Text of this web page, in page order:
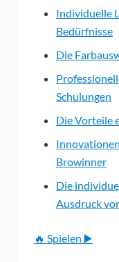
Individuelle
Bedürfnisse
Die
Schulungen
Die Vorteile
Browinner
Die
Ausdruck
🔥 Spielen ▶️